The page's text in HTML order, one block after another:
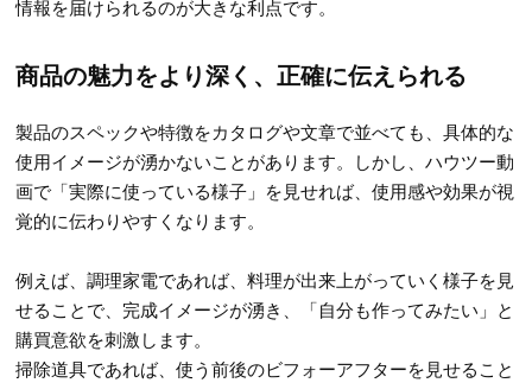
情報を届けられるのが大きな利点です。
商品の魅力をより深く、正確に伝えられる
製品のスペックや特徴をカタログや文章で並べても、具体的な
使用イメージが湧かないことがあります。しかし、ハウツー動
画で「実際に使っている様子」を見せれば、使用感や効果が視
覚的に伝わりやすくなります。
例えば、調理家電であれば、料理が出来上がっていく様子を見
せることで、完成イメージが湧き、「自分も作ってみたい」と
購買意欲を刺激します。
掃除道具であれば、使う前後のビフォーアフターを見せること